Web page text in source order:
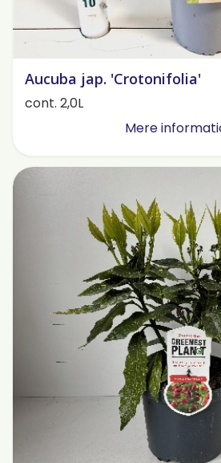
Aucuba jap. 'Crotonifolia'
cont. 2,0L
Mere